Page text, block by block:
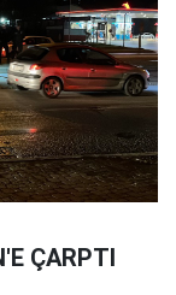
ÇARPTI